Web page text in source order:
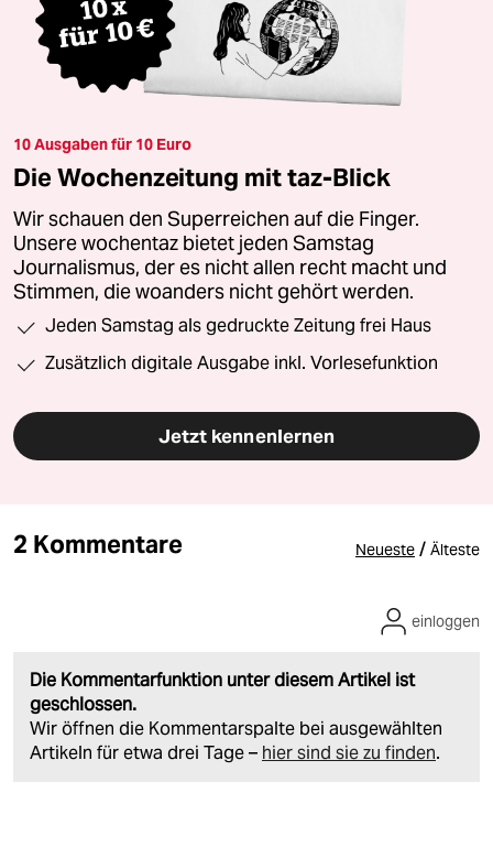
10 Ausgaben für 10 Euro
Die Wochenzeitung mit taz-Blick
Wir schauen den Superreichen auf die Finger.
Unsere wochentaz bietet jeden Samstag
Journalismus, der es nicht allen recht macht und
Stimmen, die woanders nicht gehört werden.
Jeden Samstag als gedruckte Zeitung frei Haus
Zusätzlich digitale Ausgabe inkl. Vorlesefunktion
Jetzt kennenlernen
2 Kommentare Neueste / Älteste
Die Kommentarfunktion unter diesem Artikel ist
geschlossen.
Wir öffnen die Kommentarspalte bei ausgewählten
Artikeln für etwa drei Tage – hier sind sie zu finden.
einloggen